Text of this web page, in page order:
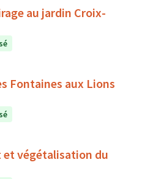
au jardin Croix-
Fontaines aux Lions
et végétalisation du